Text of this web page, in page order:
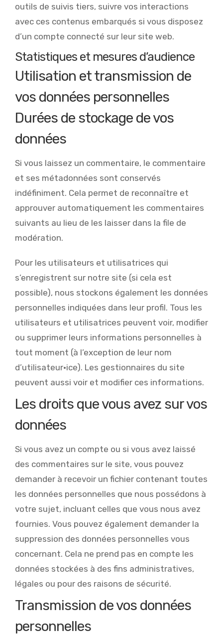
outils de suivis tiers, suivre vos interactions
avec ces contenus embarqués si vous disposez
d’un compte connecté sur leur site web.
Statistiques et mesures d’audience
Utilisation et transmission de
vos données personnelles
Durées de stockage de vos
données
Si vous laissez un commentaire, le commentaire
et ses métadonnées sont conservés
indéfiniment. Cela permet de reconnaître et
approuver automatiquement les commentaires
suivants au lieu de les laisser dans la file de
modération.
Pour les utilisateurs et utilisatrices qui
s’enregistrent sur notre site (si cela est
possible), nous stockons également les données
personnelles indiquées dans leur profil. Tous les
utilisateurs et utilisatrices peuvent voir, modifier
ou supprimer leurs informations personnelles à
tout moment (à l’exception de leur nom
d’utilisateur·ice). Les gestionnaires du site
peuvent aussi voir et modifier ces informations.
Les droits que vous avez sur vos
données
Si vous avez un compte ou si vous avez laissé
des commentaires sur le site, vous pouvez
demander à recevoir un fichier contenant toutes
les données personnelles que nous possédons à
votre sujet, incluant celles que vous nous avez
fournies. Vous pouvez également demander la
suppression des données personnelles vous
concernant. Cela ne prend pas en compte les
données stockées à des fins administratives,
légales ou pour des raisons de sécurité.
Transmission de vos données
personnelles